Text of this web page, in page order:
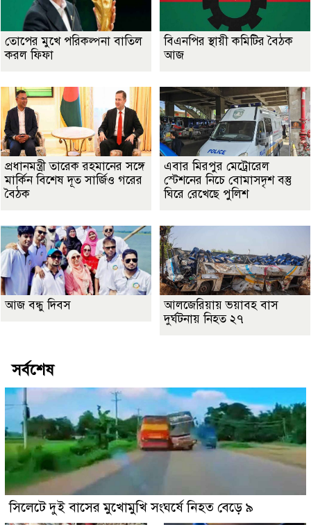
তোপের মুখে পরিকল্পনা বাতিল
করল ফিফা
বিএনপির স্থায়ী কমিটির বৈঠক
আজ
প্রধানমন্ত্রী তারেক রহমানের সঙ্গে
মার্কিন বিশেষ দূত সার্জিও গরের
বৈঠক
এবার মিরপুর মেট্রোরেল
স্টেশনের নিচে বোমাসদৃশ বস্তু
ঘিরে রেখেছে পুলিশ
আজ বন্ধু দিবস
আলজেরিয়ায় ভয়াবহ বাস
দুর্ঘটনায় নিহত ২৭
সর্বশেষ
সিলেটে দুই বাসের মুখোমুখি সংঘর্ষে নিহত বেড়ে ৯